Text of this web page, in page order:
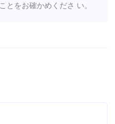
とをお確かめくださ い。